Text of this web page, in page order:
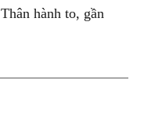
hành to, gần